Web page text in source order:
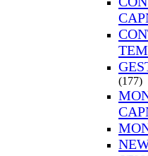
(177)